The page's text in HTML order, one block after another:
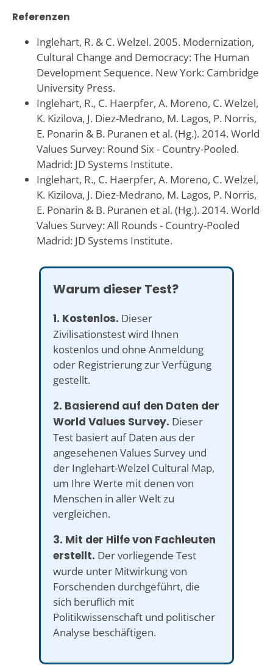
Referenzen
Inglehart, R. & C. Welzel. 2005. Modernization,
Cultural Change and Democracy: The Human
Development Sequence. New York: Cambridge
University Press.
Inglehart, R., C. Haerpfer, A. Moreno, C. Welzel,
K. Kizilova, J. Diez-Medrano, M. Lagos, P. Norris,
E. Ponarin & B. Puranen et al. (Hg.). 2014. World
Values Survey: Round Six - Country-Pooled.
Madrid: JD Systems Institute.
Inglehart, R., C. Haerpfer, A. Moreno, C. Welzel,
K. Kizilova, J. Diez-Medrano, M. Lagos, P. Norris,
E. Ponarin & B. Puranen et al. (Hg.). 2014. World
Values Survey: All Rounds - Country-Pooled
Madrid: JD Systems Institute.
Warum dieser Test?
1. Kostenlos. Dieser
Zivilisationstest wird Ihnen
kostenlos und ohne Anmeldung
oder Registrierung zur Verfügung
gestellt.
2. Basierend auf den Daten der
World Values Survey. Dieser
Test basiert auf Daten aus der
angesehenen Values Survey und
der Inglehart-Welzel Cultural Map,
um Ihre Werte mit denen von
Menschen in aller Welt zu
vergleichen.
3. Mit der Hilfe von Fachleuten
erstellt. Der vorliegende Test
wurde unter Mitwirkung von
Forschenden durchgeführt, die
sich beruflich mit
Politikwissenschaft und politischer
Analyse beschäftigen.